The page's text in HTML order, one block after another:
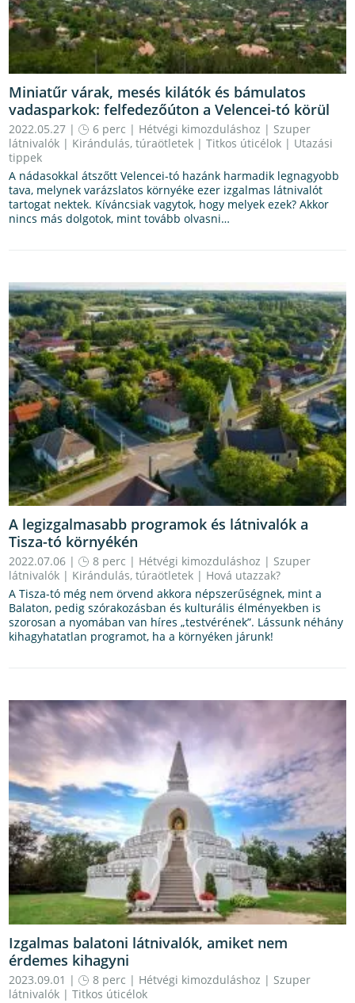
Miniatűr várak, mesés kilátók és bámulatos
vadasparkok: felfedezőúton a Velencei-tó körül
2022.05.27 | 6 perc | Hétvégi kimozduláshoz | Szuper
látnivalók | Kirándulás, túraötletek |Titkos úticélok | Utazási
tippek
A nádasokkal átszőtt Velencei-tó hazánk harmadik legnagyobb
tava, melynek varázslatos környéke ezer izgalmas látnivalót
tartogat nektek. Kíváncsiak vagytok, hogy melyek ezek? Akkor
nincs más dolgotok, mint tovább olvasni…
A legizgalmasabb programok és látnivalók a
Tisza-tó környékén
2022.07.06 | 8 perc | Hétvégi kimozduláshoz | Szuper
látnivalók | Kirándulás, túraötletek | Hová utazzak?
A Tisza-tó még nem örvend akkora népszerűségnek, mint a
Balaton, pedig szórakozásban és kulturális élményekben is
szorosan a nyomában van híres „testvérének”. Lássunk néhány
kihagyhatatlan programot, ha a környéken járunk!
Izgalmas balatoni látnivalók, amiket nem
érdemes kihagyni
2023.09.01 | 8 perc | Hétvégi kimozduláshoz | Szuper
látnivalók |Titkos úticélok